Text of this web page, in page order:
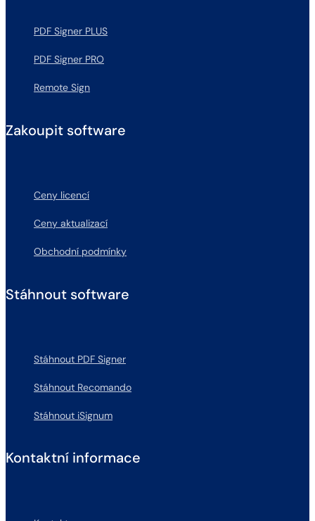
PDF Signer PLUS
PDF Signer PRO
Remote Sign
Zakoupit software
Ceny licencí
Ceny aktualizací
Obchodní podmínky
Stáhnout software
Stáhnout PDF Signer
Stáhnout Recomando
Stáhnout iSignum
Kontaktní informace